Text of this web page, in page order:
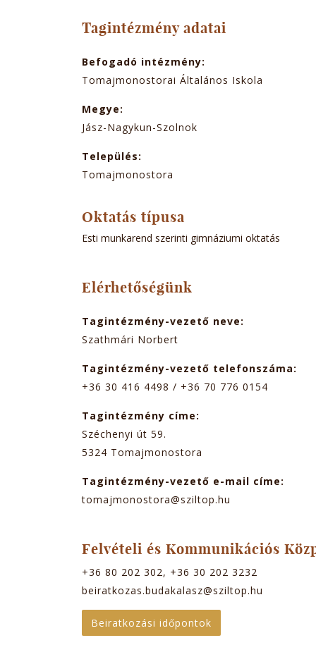
TABOK
Tagintézmény adatai
Befogadó intézmény:
Tomajmonostorai Általános Iskola
Megye:
Jász-Nagykun-Szolnok
Település:
Tomajmonostora
Oktatás típusa
Esti munkarend szerinti gimnáziumi oktatás
Elérhetőségünk
Tagintézmény-vezető neve:
Szathmári Norbert
Tagintézmény-vezető telefonszáma:
+36 30 416 4498 / +36 70 776 0154
Tagintézmény címe:
Széchenyi út 59.
5324 Tomajmonostora
Tagintézmény-vezető e-mail címe:
tomajmonostora@sziltop.hu
Felvételi és Kommunikációs
+36 80 202 302, +36 30 202 3232
beiratkozas.budakalasz@sziltop.hu
Beiratkozási időpontok